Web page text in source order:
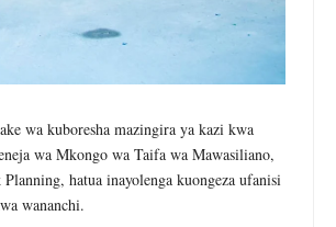
wa kuboresha mazingira ya kazi kwa
wa Mkongo wa Taifa wa Mawasiliano,
hatua inayolenga kuongeza ufanisi
wananchi.